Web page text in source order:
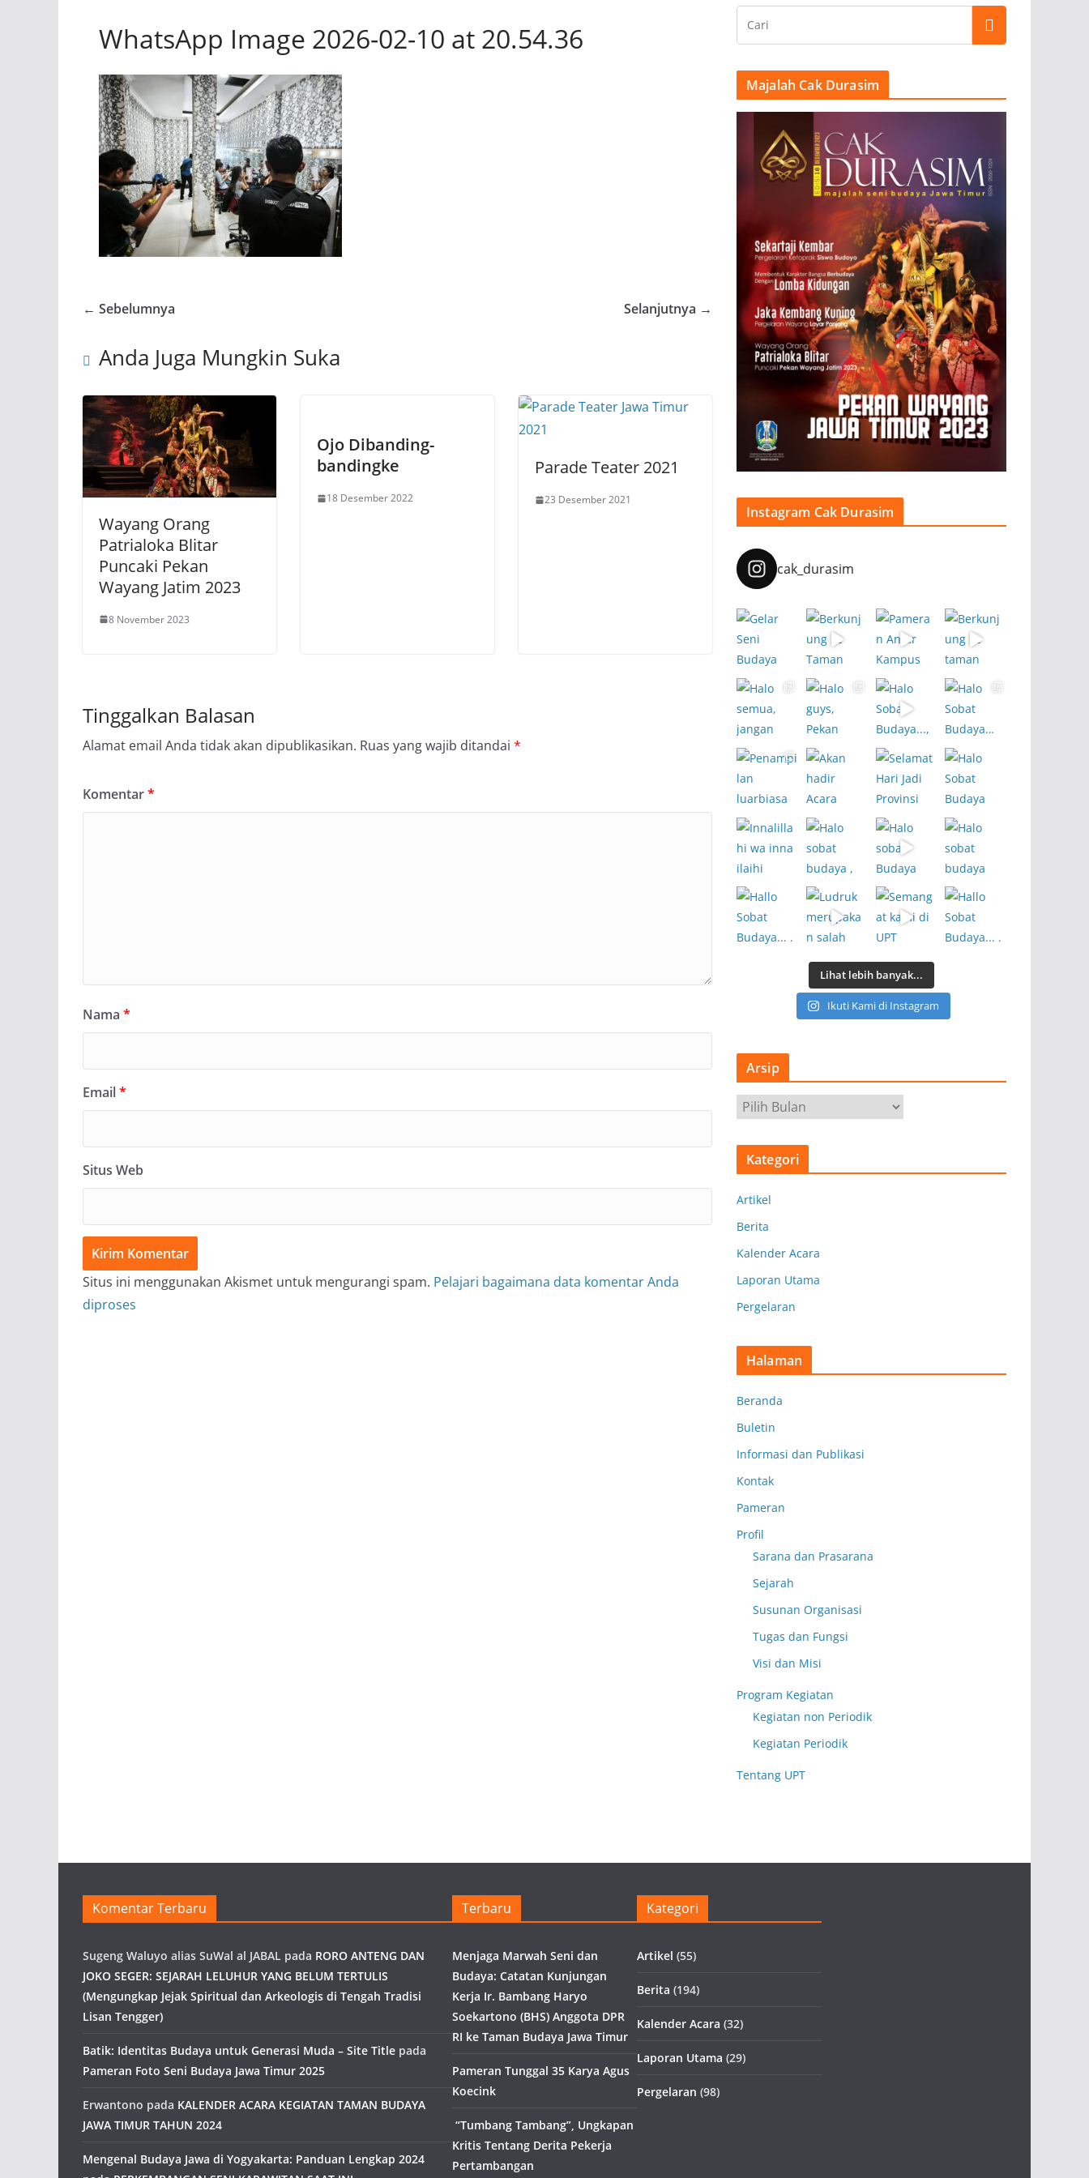
WhatsApp Image 2026-02-10 at 20.54.36
← Sebelumnya Selanjutnya →
Anda Juga Mungkin Suka
Wayang Orang
Patrialoka Blitar
Puncaki Pekan
Wayang Jatim 2023
8 November 2023
Ojo Dibanding-
bandingke
18 Desember 2022
Parade Teater 2021
23 Desember 2021
Tinggalkan Balasan
Alamat email Anda tidak akan dipublikasikan. Ruas yang wajib ditandai *
Komentar*
Nama *
Email*
Situs Web
Situs ini menggunakan Akismet untuk mengurangi spam. Pelajari bagaimana data komentar Anda
diproses
Majalah Cak Durasim
Instagram Cak Durasim
cak_durasim
Lihat lebih banyak...
Ikuti Kami di Instagram
Arsip
r
s
Kategori
Artikel
Berita
Kalender Acara
Laporan Utama
Pergelaran
Halaman
Beranda
Buletin
Informasi dan Publikasi
Kontak
Pameran
Profil
Sarana dan Prasarana
Sejarah
Susunan Organisasi
Tugas dan Fungsi
Visi dan Misi
Program Kegiatan
Kegiatan non Periodik
Kegiatan Periodik
Tentang UPT
Komentar Terbaru
Sugeng Waluyo alias SuWal al JABAL pada RORO ANTENG DAN
JOKO SEGER: SEJARAH LELUHUR YANG BELUM TERTULIS
(Mengungkap Jejak Spiritual dan Arkeologis di Tengah Tradisi
Lisan Tengger)
Batik: Identitas Budaya untuk Generasi Muda – Site Title pada
Pameran Foto Seni Budaya Jawa Timur 2025
Erwantono pada KALENDER ACARA KEGIATAN TAMAN BUDAYA
JAWA TIMUR TAHUN 2024
Mengenal Budaya Jawa di Yogyakarta: Panduan Lengkap 2024
Terbaru
Menjaga Marwah Seni dan
Budaya: Catatan Kunjungan
Kerja Ir. Bambang Haryo
Soekartono (BHS) Anggota DPR
RI ke Taman Budaya Jawa Timur
Pameran Tunggal 35 Karya Agus
Koecink
“Tumbang Tambang”, Ungkapan
Kritis Tentang Derita Pekerja
Pertambangan
Kategori
Artikel (55)
Berita (194)
Kalender Acara (32)
Laporan Utama (29)
Pergelaran (98)